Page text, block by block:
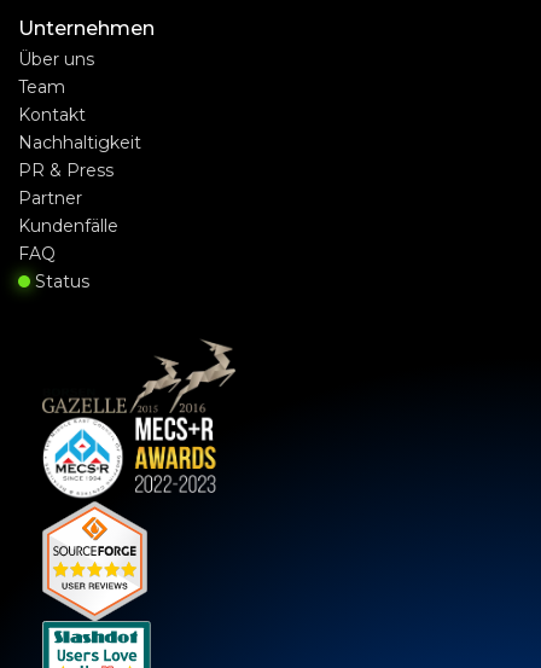
Unternehmen
Über uns
Team
Kontakt
Nachhaltigkeit
PR & Press
Partner
Kundenfälle
FAQ
Status